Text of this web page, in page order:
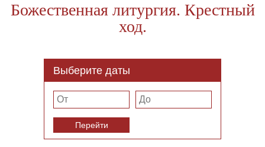
Божественная литургия. Крестный
ход.
Выберите даты
Перейти